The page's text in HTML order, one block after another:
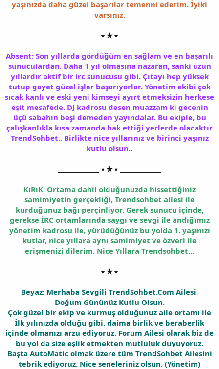
yaşınızda daha güzel başarılar temenni ederim. İyiki
varsınız.
______________ ⭑ ★ ⭑ ______________
Absent: Son yıllarda gördüğüm en sağlam ve en başarılı
sunuculardan. Daha 1 yıl olmasına nazaran, sanki uzun
yıllardır aktif bir irc sunucusu gibi. Çıtayı hep yüksek
tutup gayet güzel işler başarıyorlar. Yönetim ekibi çok
sıcak kanlı ve eski yeni kimseyi ayırt etmeksizin herkese
eşit mesafede. DJ kadrosu desen muazzam ki gecenin
üçü sabahın beşi demeden yayındalar. Bu ekiple, bu
çalışkanlıkla kısa zamanda hak ettiği yerlerde olacaktır
TrendSohbet.. Birlikte nice yıllarınız ve birinci yaşınız
kutlu olsun..
______________ ⭑ ★ ⭑ ______________
KıRıK: Ortama dahil olduğunuzda hissettiğiniz
samimiyetin gerçekliği, Trendsohbet ailesi ile
kurduğunuz bağı perçinliyor. Gerek sunucu içinde,
gerekse İRC ortamlarında saygı ve sevgi ile andığımız
yönetim kadrosu ile, yürüdüğünüz bu yolda 1. yaşınızı
kutlar, nice yıllara aynı samimiyet ve özveri ile
erişmenizi dilerim. Nice Yıllara Trendsohbet...
______________ ⭑ ★ ⭑ ______________
Beyaz: Merhaba Sevgili TrendSohbet.Com Ailesi.
Doğum Gününüz Kutlu Olsun.
Çok güzel bir ekip ve kurmuş olduğunuz aile ortamı ile
İlk yılınızda olduğu gibi, daima birlik ve beraberlik
içinde olmanızı arzu ediyoruz. Forum Ailesi olarak biz de
bu yol da size eşlik etmekten mutluluk duyuyoruz.
Başta AutoMatic olmak üzere tüm TrendSohbet Ailesini
tebrik ediyoruz. Nice seneleriniz olsun. (Yönetim)